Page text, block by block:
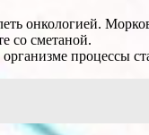
онкологией.
со сметаной.
процессы